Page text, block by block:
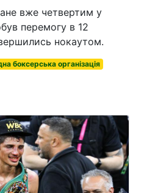
вже четвертим у
перемогу в 12
нокаутом.
боксерська організація